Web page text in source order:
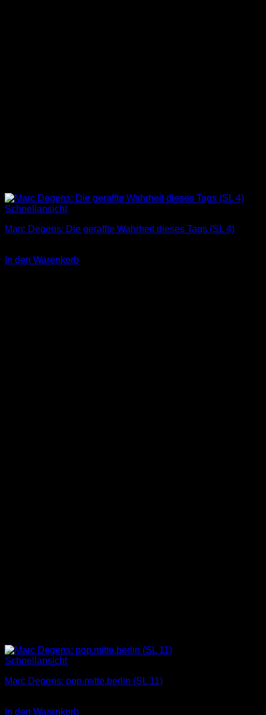
Schnellansicht
Marc Degens: Die geraffte Wahrheit dieses Tags (SL 4)
In den Warenkorb
Schnellansicht
Marc Degens: pop.mitte.berlin (SL 11)
In den Warenkorb